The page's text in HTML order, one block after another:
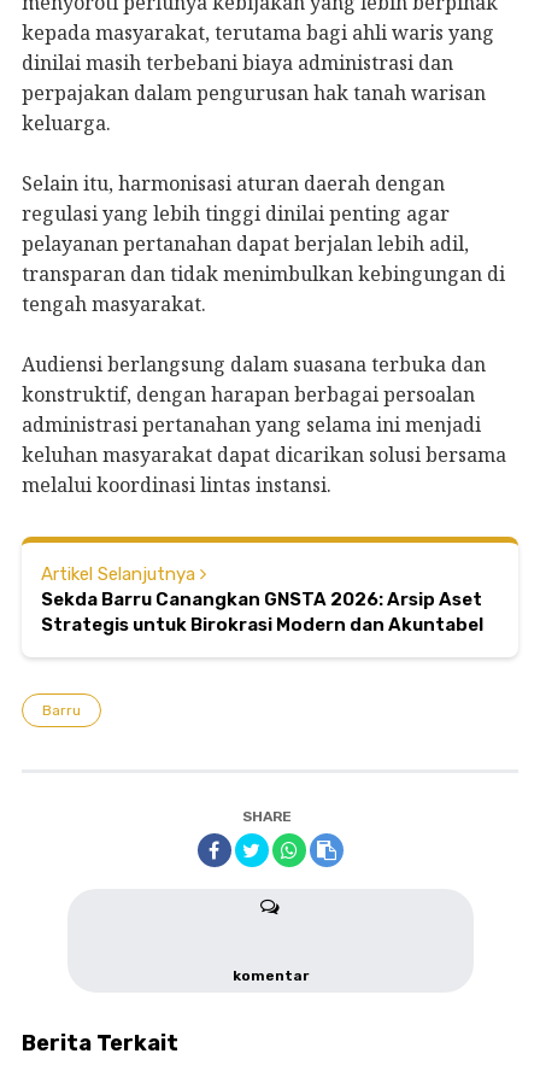
kepada masyarakat, terutama bagi ahli waris yang
dinilai masih terbebani biaya administrasi dan
perpajakan dalam pengurusan hak tanah warisan
keluarga.
Selain itu, harmonisasi aturan daerah dengan
regulasi yang lebih tinggi dinilai penting agar
pelayanan pertanahan dapat berjalan lebih adil,
transparan dan tidak menimbulkan kebingungan di
tengah masyarakat.
Audiensi berlangsung dalam suasana terbuka dan
konstruktif, dengan harapan berbagai persoalan
administrasi pertanahan yang selama ini menjadi
keluhan masyarakat dapat dicarikan solusi bersama
melalui koordinasi lintas instansi.
Artikel Selanjutnya
Sekda Barru Canangkan GNSTA 2026: Arsip Aset
Strategis untuk Birokrasi Modern dan Akuntabel
Barru
SHARE
komentar
Berita Terkait